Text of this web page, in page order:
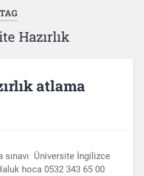
TAG
Hazırlık
atlama
sınavı Üniversite İngilizce
hoca 0532 343 65 00